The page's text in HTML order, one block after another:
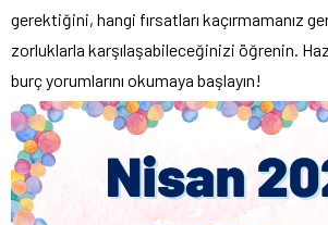
gerektiğini, hangi fırsatları kaçırmamanız
zorluklarla karşılaşabileceğinizi öğrenin.
burç yorumlarını okumaya başlayın!